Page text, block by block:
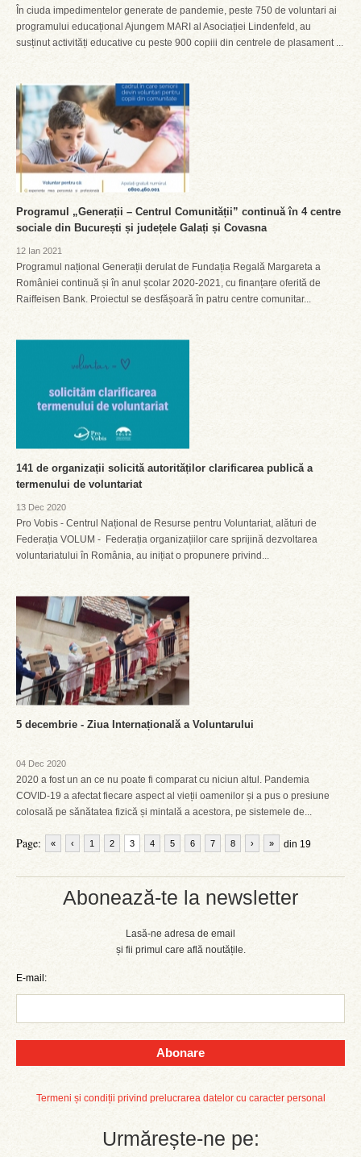
Abonează-te la newsletter
Lasă-ne adresa de email
și fii primul care află noutățile.
E-mail:
Abonare
Termeni și condiții privind prelucrarea datelor cu caracter personal
Urmărește-ne pe:
În ciuda impedimentelor generate de pandemie, peste 750 de voluntari ai
programului educațional Ajungem MARI al Asociației Lindenfeld, au
susținut activități educative cu peste 900 copiii din centrele de plasament ...
Programul „Generații – Centrul Comunității” continuă în 4 centre
sociale din București și județele Galați și Covasna
12 Ian 2021
Programul național Generații derulat de Fundația Regală Margareta a
României continuă și în anul școlar 2020-2021, cu finanțare oferită de
Raiffeisen Bank. Proiectul se desfășoară în patru centre comunitar...
141 de organizații solicită autorităților clarificarea publică a
termenului de voluntariat
13 Dec 2020
Pro Vobis - Centrul Național de Resurse pentru Voluntariat, alături de
Federația VOLUM - Federația organizațiilor care sprijină dezvoltarea
voluntariatului în România, au inițiat o propunere privind...
5 decembrie - Ziua Internațională a Voluntarului
04 Dec 2020
2020 a fost un an ce nu poate fi comparat cu niciun altul. Pandemia
COVID-19 a afectat fiecare aspect al vieții oamenilor și a pus o presiune
colosală pe sănătatea fizică și mintală a acestora, pe sistemele de...
Page: « ‹ 1 2 3 4 5 6 7 8 din 19
› »